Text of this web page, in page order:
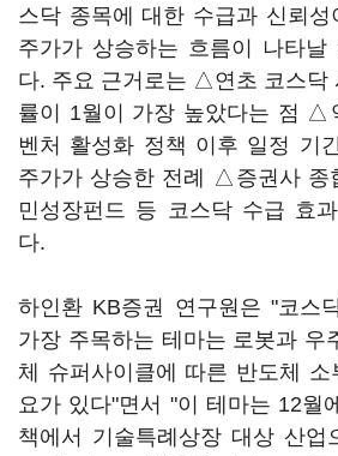
스닥 종목에 대한 수급과 신뢰성
주가가 상승하는 흐름이 나타날
다. 주요 근거로는 △연초 코스닥
률이 1월이 가장 높았다는 점 △
벤처 활성화 정책 이후 일정 기
주가가 상승한 전례 △증권사 종
민성장펀드 등 코스닥 수급 효
다.
하인환 KB증권 연구원은 "코스
가장 주목하는 테마는 로봇과 우
체 슈퍼사이클에 따른 반도체 소
요가 있다"면서 "이 테마는 12월
책에서 기술특례상장 대상 산업